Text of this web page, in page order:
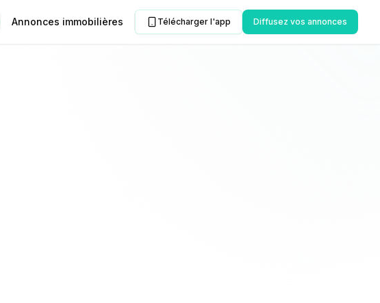
Annonces immobilières Télécharger l'app Diffusez vos annonces